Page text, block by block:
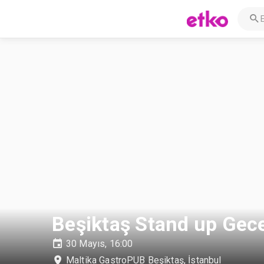
Beşiktaş Stand up
30 Mayıs, 16:00
Maltika GastroPUB Beşiktaş, İstanbul